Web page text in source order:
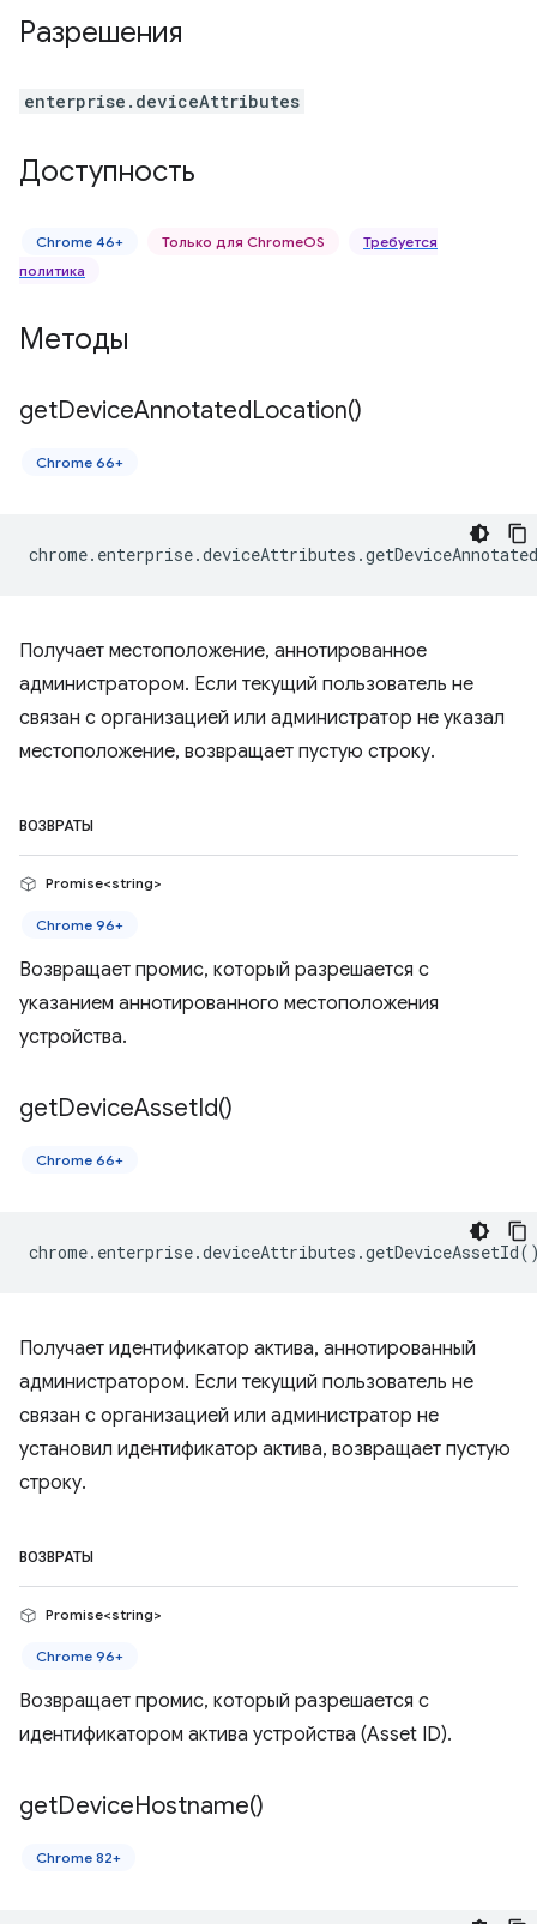
Разрешения
enterprise.deviceAttributes
Доступность
Chrome 46+ Только для ChromeOS
Требуется
политика
Методы
getDeviceAnnotatedLocation()
Chrome 66+
chrome. enterprise.deviceAttributes .
Получает местоположение, аннотированное
администратором. Если текущий пользователь не
связан с организацией или администратор не указал
местоположение, возвращает пустую строку.
ВОЗВРАТЫ
Promise<string>
Chrome 96+
Возвращает промис, который разрешается с
указанием аннотированного местоположения
устройства.
getDeviceAssetId()
Chrome 66+
chrome. enterprise.deviceAttributes .getDeviceAssetId
Получает идентификатор актива, аннотированный
администратором. Если текущий пользователь не
связан с организацией или администратор не
установил идентификатор актива, возвращает пустую
строку.
ВОЗВРАТЫ
Promise<string>
Chrome 96+
Возвращает промис, который разрешается с
идентификатором актива устройства (Asset ID).
getDeviceHostname()
Chrome 82+